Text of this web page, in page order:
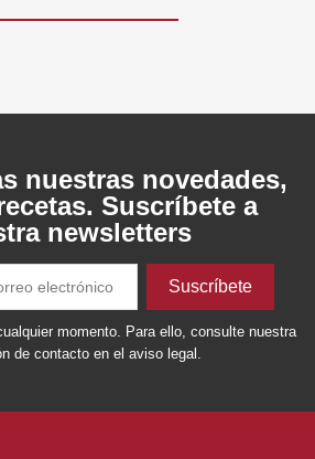
nuestras novedades,
Suscríbete a
newsletters
momento. Para ello, consulte nuestra
de contacto en el aviso legal.